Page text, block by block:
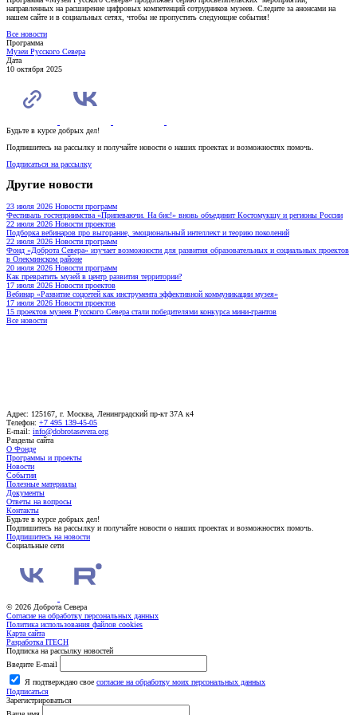
направленных на расширение цифровых компетенций сотрудников музеев. Следите за анонсами на
нашем сайте и в социальных сетях, чтобы не пропустить следующие события!
Все новости
Программа
Музеи Русского Севера
Дата
10 октября 2025
Будьте в курсе добрых дел!
Подпишитесь на рассылку и получайте новости о наших проектах и возможностях помочь.
Подписаться на рассылку
Другие новости
23 июля 2026 Новости программ
Фестиваль гостеприимства «Припеваючи. На бис!» вновь объединит Костомукшу и регионы России
22 июля 2026 Новости проектов
Подборка вебинаров про выгорание, эмоциональный интеллект и теорию поколений
22 июля 2026 Новости программ
Фонд «Доброта Севера» изучает возможности для развития образовательных и социальных проектов
в Олекминском районе
20 июля 2026 Новости программ
Как превратить музей в центр развития территории?
17 июля 2026 Новости проектов
Вебинар «Развитие соцсетей как инструмента эффективной коммуникации музея»
17 июля 2026 Новости проектов
15 проектов музеев Русского Севера стали победителями конкурса мини-грантов
Все новости
Адрес: 125167, г. Москва, Ленинградский пр-кт 37А к4
Телефон: +7 495 139-45-05
E-mail: info@dobrotasevera.org
Разделы сайта
О Фонде
Программы и проекты
Новости
События
Полезные материалы
Документы
Ответы на вопросы
Контакты
Будьте в курсе добрых дел!
Подпишитесь на рассылку и получайте новости о наших проектах и возможностях помочь.
Подпишитесь на новости
Социальные сети
© 2026 Доброта Севера
Согласие на обработку персональных данных
Политика использования файлов cookies
Карта сайта
Разработка ITECH
Подписка на рассылку новостей
Введите E-mail
Я подтверждаю свое согласие на обработку моих персональных данных
Подписаться
Зарегистрироваться